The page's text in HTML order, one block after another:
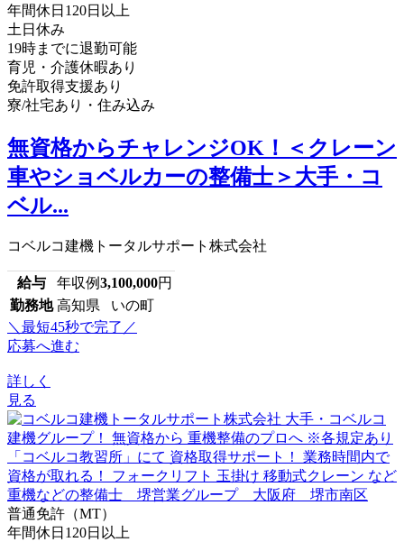
年間休日120日以上
土日休み
19時までに退勤可能
育児・介護休暇あり
免許取得支援あり
寮/社宅あり・住み込み
無資格からチャレンジOK！＜クレーン
車やショベルカーの整備士＞大手・コ
ベル...
コベルコ建機トータルサポート株式会社
給与 年収例3,100,000円
勤務地 高知県 いの町
＼最短45秒で完了／
応募へ進む
詳しく
見る
普通免許（MT）
年間休日120日以上